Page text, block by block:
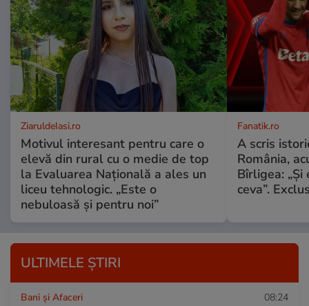
ZiaruldeIasi.ro
Motivul interesant pentru care o
elevă din rural cu o medie de top
la Evaluarea Națională a ales un
liceu tehnologic. „Este o
nebuloasă și pentru noi”
Fanatik.ro
A scris
România,
Bîrligea:
ceva”.
ULTIMELE ȘTIRI
Bani și Afaceri 08:24